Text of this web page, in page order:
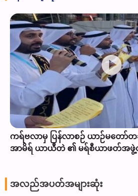
အီရန်က ဒေသတွင်း မွတ်စလင်နိုင်ငံများ
လုံခြုံရေး မဟာမိတ်ဖွဲ့စည်းရန် အဆိုပြု
အလည်အပတ်အများဆုံး